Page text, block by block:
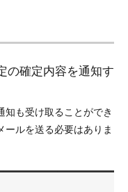
の確定内容を通知す
知も受け取ることができ
ールを送る必要はありま